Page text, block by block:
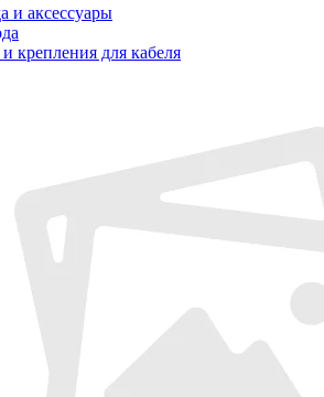
и аксессуары
крепления для кабеля